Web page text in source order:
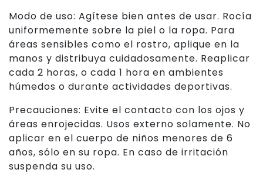
Modo de uso: Agítese bien antes de usar. Rocía
uniformemente sobre la piel o la ropa. Para
áreas sensibles como el rostro, aplique en la
manos y distribuya cuidadosamente. Reaplicar
cada 2 horas, o cada 1 hora en ambientes
húmedos o durante actividades deportivas.
Precauciones: Evite el contacto con los ojos y
áreas enrojecidas. Usos externo solamente. No
aplicar en el cuerpo de niños menores de 6
años, sólo en su ropa. En caso de irritación
suspenda su uso.